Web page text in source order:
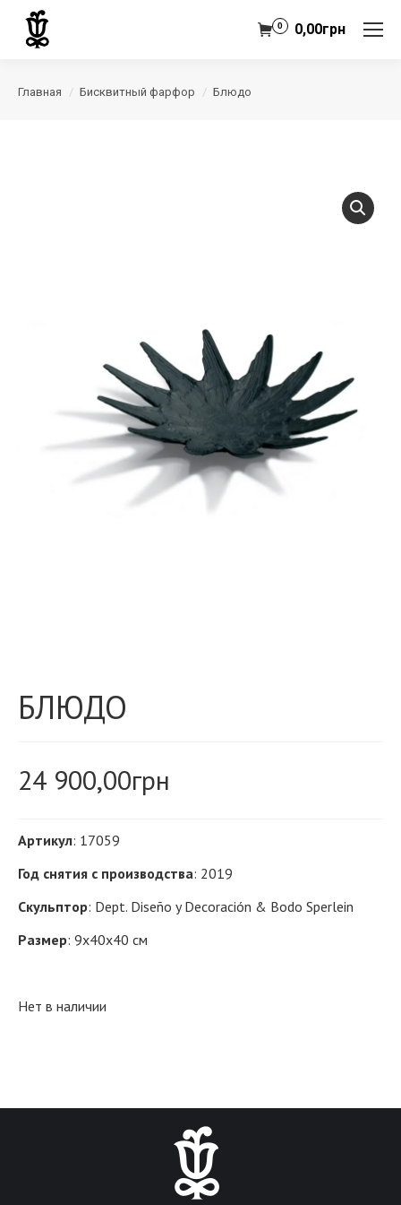
0,00грн
0
Главная Бисквитный фарфор Блюдо
БЛЮДО
24 900,00грн
Артикул: 17059
Год снятия с производства: 2019
Скульптор: Dept. Diseño y Decoración & Bodo Sperlein
Размер: 9x40х40 см
Нет в наличии